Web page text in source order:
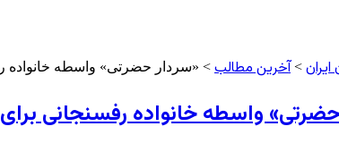
>آخرین مطالب > «سردار حضرتی» واسطه‏ خانواده‏
حضرتی» واسطه‏ خانواده‏ رفسنجانی